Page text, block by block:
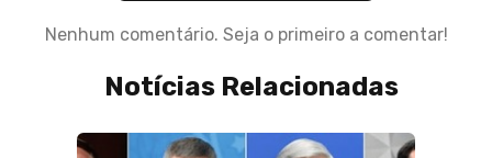
Nenhum comentário. Seja o primeiro a comentar!
Notícias Relacionadas